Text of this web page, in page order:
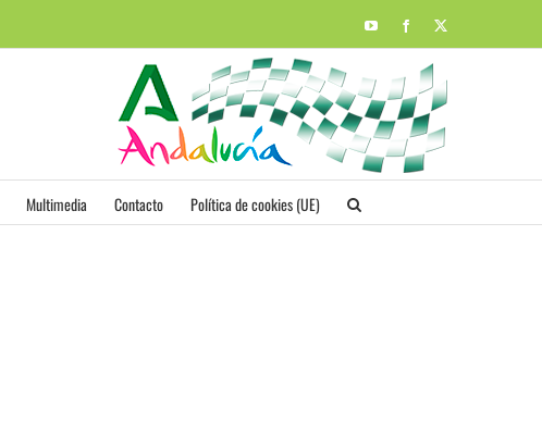
YouTubeFacebook
Multimedia Contacto Política de cookies (UE)